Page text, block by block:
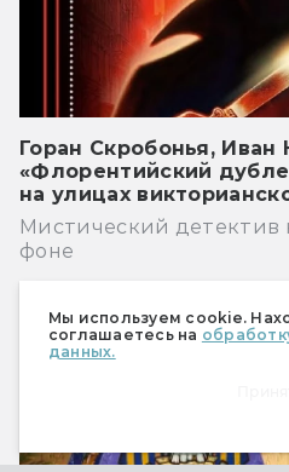
Мы используем cookie.
соглашаетесь на
данных.
Горан Скробонья, Иван
«Флорентийский
на улицах
Мистический детектив
фоне